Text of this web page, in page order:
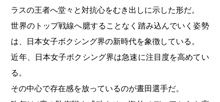
ラスの王者へ堂々と対抗心をむき出しに示した形だ。
世界のトップ戦線へ臆することなく踏み込んでいく姿勢
は、日本女子ボクシング界の新時代を象徴している。
近年、日本女子ボクシング界は急速に注目度を高めてい
る。
その中心で存在感を放っているのが晝田選手だ。